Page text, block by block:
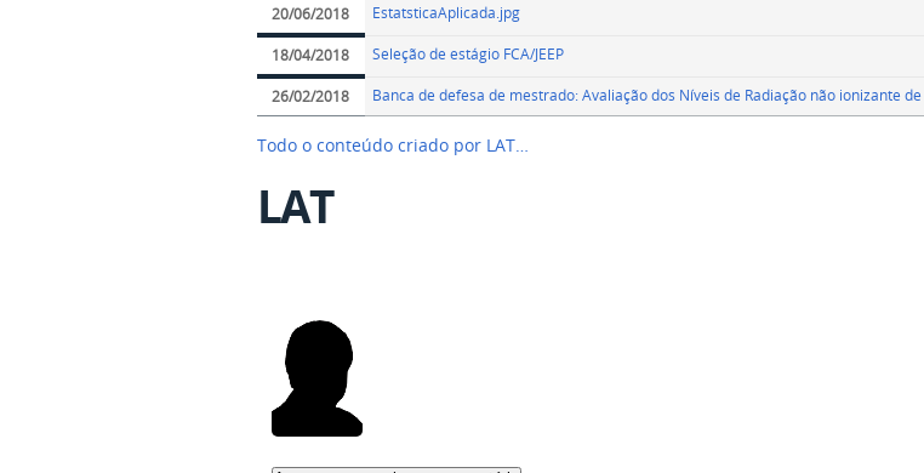
20/06/2018 EstatsticaAplicada.jpg
18/04/2018 Seleção de estágio FCA/JEEP
26/02/2018 Banca de defesa de mestrado: Avaliação dos Níveis de Radiação não ionizante
Todo o conteúdo criado por LAT…
LAT